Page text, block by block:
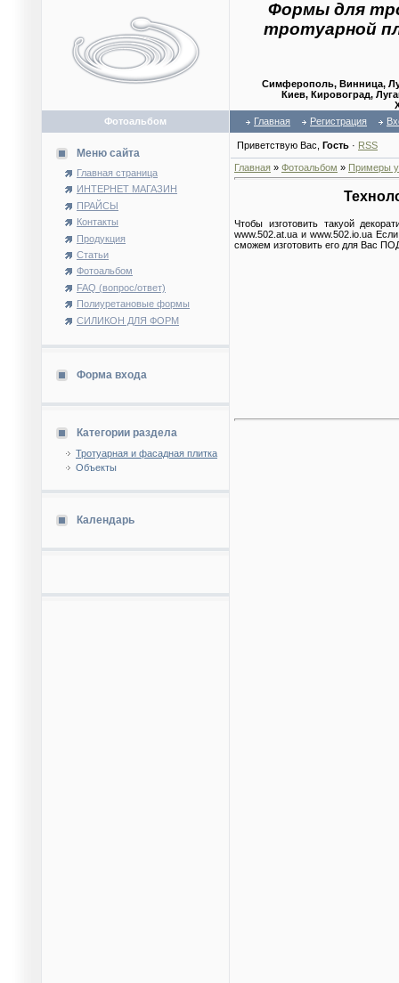
Формы для
тротуарной
Симферополь, Винница,
Киев, Кировоград,
Фотоальбом
Главная Регистрация
Меню сайта
Главная страница
ИНТЕРНЕТ МАГАЗИН
ПРАЙСЫ
Контакты
Продукция
Статьи
Фотоальбом
FAQ (вопрос/ответ)
Полиуретановые формы
СИЛИКОН ДЛЯ ФОРМ
Форма входа
Категории раздела
Тротуарная и фасадная плитка
Объекты
Календарь
Приветствую Вас Гость · RSS
Главная » Фотоальбом » Примеры
Чтобы изготовить такуой
www.502.at.ua и www.502.io.ua
сможем изготовить его для Вас